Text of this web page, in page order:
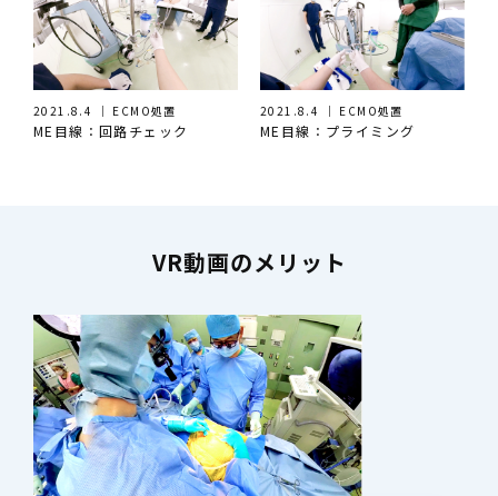
2021.8.4 ｜ ECMO処置
ME目線：回路チェック
2021.8.4 ｜ ECMO処置
ME目線：プライミング
VR動画のメリット